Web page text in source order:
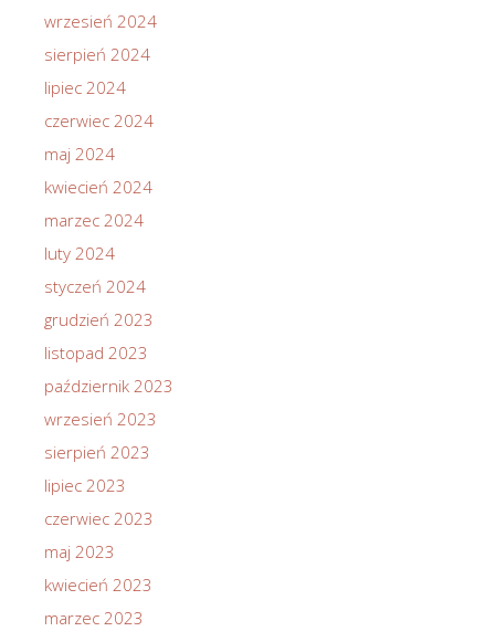
wrzesień 2024
sierpień 2024
lipiec 2024
czerwiec 2024
maj 2024
kwiecień 2024
marzec 2024
luty 2024
styczeń 2024
grudzień 2023
listopad 2023
październik 2023
wrzesień 2023
sierpień 2023
lipiec 2023
czerwiec 2023
maj 2023
kwiecień 2023
marzec 2023